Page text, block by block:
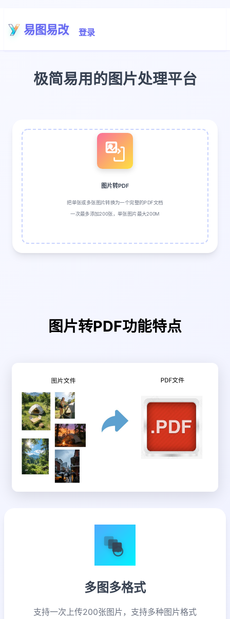
易图易改 登录
极简易用的图片处理平台
图片转PDF
把单张或多张图片转换为一个完整的PDF文档
一次最多添加200张，单张图片最大200M
图片转PDF功能特点
+
多图多格式
支持一次上传200张图片，支持多种图片格式